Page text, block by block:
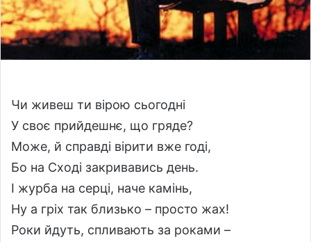
l
Чи живеш ти вірою сьогодні
У своє прийдешнє, що гряде?
Може, й справді вірити вже годі,
Бо на Сході закривавись день.
І журба на серці, наче камінь,
Ну а гріх так близько – просто жах!
Роки йдуть, спливають за роками –